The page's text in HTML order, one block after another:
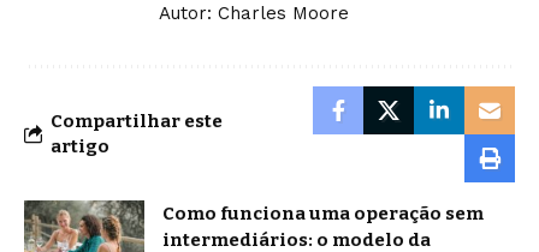
Autor: Charles Moore
Compartilhar este
artigo
Como funciona uma operação sem
intermediários: o modelo da